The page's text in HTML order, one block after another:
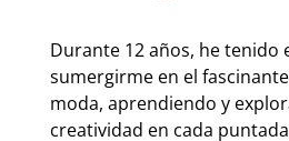
Durante 12 años, he tenido
sumergirme en el
moda, aprendiendo y
creatividad en cada